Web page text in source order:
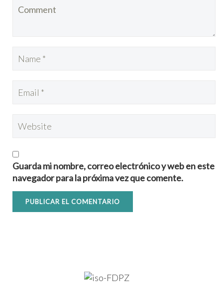
Guarda mi nombre, correo electrónico y web en este
navegador para la próxima vez que comente.